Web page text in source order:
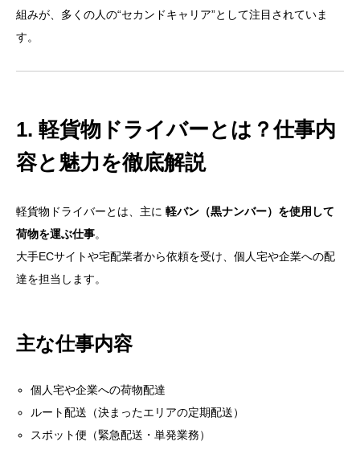
組みが、多くの人の“セカンドキャリア”として注目されていま
す。
1. 軽貨物ドライバーとは？仕事内
容と魅力を徹底解説
軽貨物ドライバーとは、主に 軽バン（黒ナンバー）を使用して
荷物を運ぶ仕事。
大手ECサイトや宅配業者から依頼を受け、個人宅や企業への配
達を担当します。
主な仕事内容
個人宅や企業への荷物配達
ルート配送（決まったエリアの定期配送）
スポット便（緊急配送・単発業務）